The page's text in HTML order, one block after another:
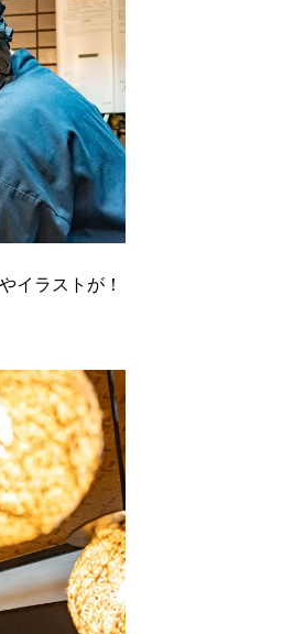
イラストが！